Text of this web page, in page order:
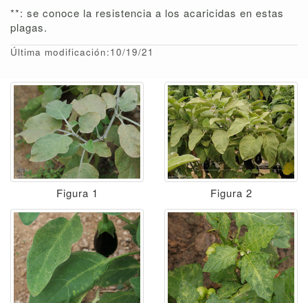
**: se conoce la resistencia a los acaricidas en estas
plagas.
Última modificación:10/19/21
Figura 1 Figura 2